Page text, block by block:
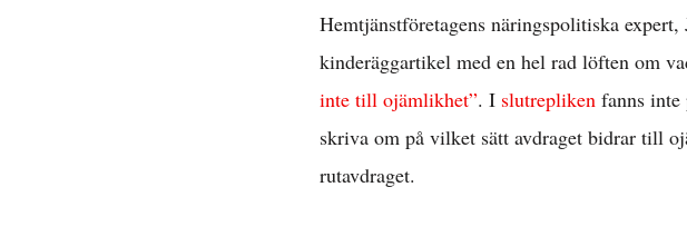
Hemtjänstföretagens näringspolitiska
kinderäggartikel med en hel rad löften om
inte till ojämlikhet”. I slutrepliken fanns inte
skriva om på vilket sätt avdraget bidrar till
rutavdraget.